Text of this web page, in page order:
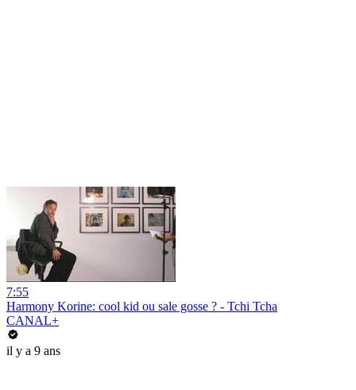
7:55
Harmony Korine: cool kid ou sale gosse ? - Tchi Tcha
CANAL+
il y a 9 ans